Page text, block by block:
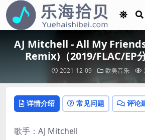
AJ Mitchell - All My
Remix)（2019/FLAC/EP
2021-12-09 欧美音乐
详情介绍 常见问题 评论
歌手：AJ Mitchell